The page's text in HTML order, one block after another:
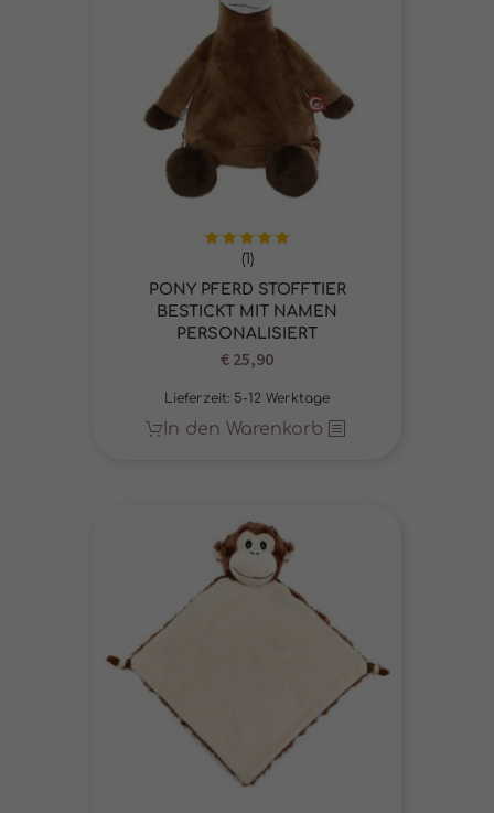
Bewertet
mit5.00
von 5
(1)
PONY PFERD STOFFTIER
BESTICKT MIT NAMEN
PERSONALISIERT
€ 25,90
Lieferzeit: 5-12 Werktage
In den Warenkorb